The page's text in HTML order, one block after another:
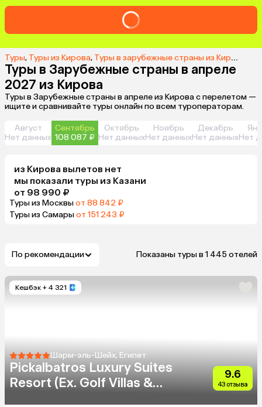
Туры, Туры из Кирова, Туры в зарубежные страны из Кирова
Туры в Зарубежные страны в апреле
2027 из Кирова
Туры в Зарубежные страны в апреле из Кирова с перелетом —
ищите и сравнивайте туры онлайн по всем туроператорам.
Август
Нет данных
Сентябрь
108 087 ₽
Октябрь
Нет данных
Ноябрь
Нет данных
Декабрь
Нет данныхНет
из Кирова вылетов нет
мы показали туры из Казани
от 98 990 ₽
Туры из Москвыот 88 842 ₽
Туры из Самарыот 151 243 ₽
По рекомендации Показаны туры в 1 445 отелей
Кешбэк + 4 321
Шарм-эль-Шейх, Египет
Pickalbatros Luxury Suites
Resort (Ex. Golf Villas &
9.6
43 отзыва